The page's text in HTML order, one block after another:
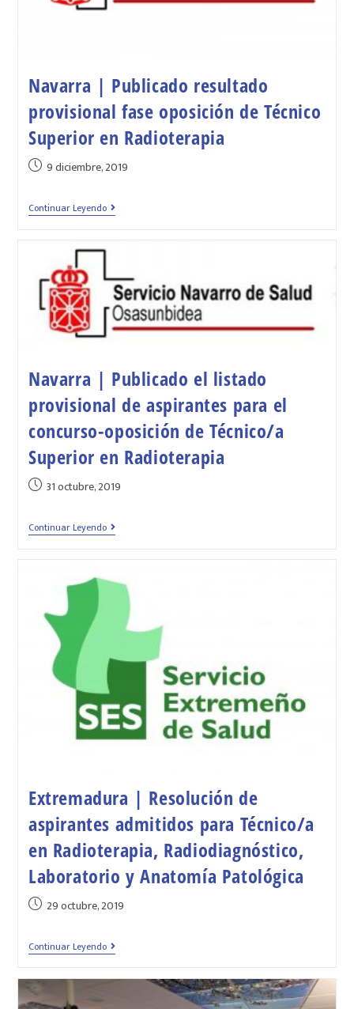
Navarra | Publicado resultado
provisional fase oposición de Técnico
Superior en Radioterapia
9 diciembre, 2019
Continuar Leyendo
Navarra | Publicado el listado
provisional de aspirantes para el
concurso-oposición de Técnico/a
Superior en Radioterapia
31 octubre, 2019
Continuar Leyendo
Extremadura | Resolución de
aspirantes admitidos para Técnico/a
en Radioterapia, Radiodiagnóstico,
Laboratorio y Anatomía Patológica
29 octubre, 2019
Continuar Leyendo